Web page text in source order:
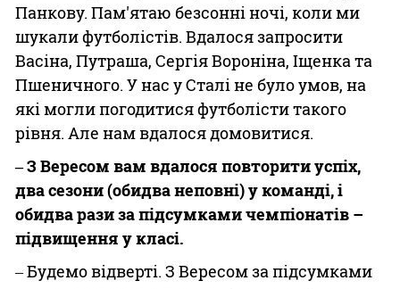
Панкову. Пам'ятаю безсонні ночі, коли ми
шукали футболістів. Вдалося запросити
Васіна, Путраша, Сергія Вороніна, Іщенка та
Пшеничного. У нас у Сталі не було умов, на
які могли погодитися футболісти такого
рівня. Але нам вдалося домовитися.
‒ З Вересом вам вдалося повторити успіх,
два сезони (обидва неповні) у команді, і
обидва рази за підсумками чемпіонатів –
підвищення у класі.
‒ Будемо відверті. З Вересом за підсумками